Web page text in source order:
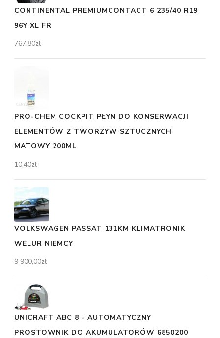
CONTINENTAL PREMIUMCONTACT 6 235/40 R19
96Y XL FR
767,80zł
PRO-CHEM COCKPIT PŁYN DO KONSERWACJI
ELEMENTÓW Z TWORZYW SZTUCZNYCH
MATOWY 200ML
10,40zł
VOLKSWAGEN PASSAT 131KM KLIMATRONIK
WELUR NIEMCY
9 900,00zł
UNICRAFT ABC 8 - AUTOMATYCZNY
PROSTOWNIK DO AKUMULATORÓW 6850200